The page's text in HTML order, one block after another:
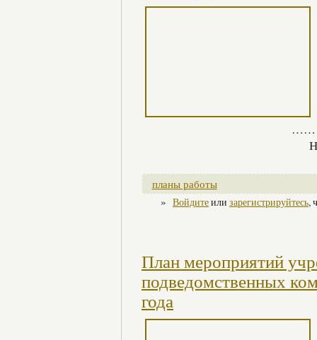
планы работы
» Войдитеили зарегистрируйтесь,
План мероприятий
подведомственных
года